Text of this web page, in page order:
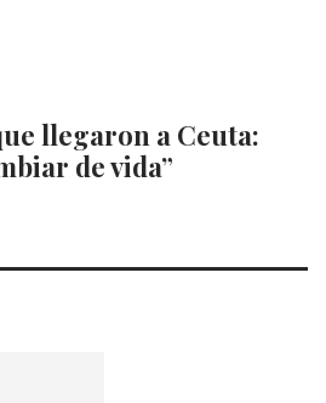
llegaron a Ceuta:
de vida”